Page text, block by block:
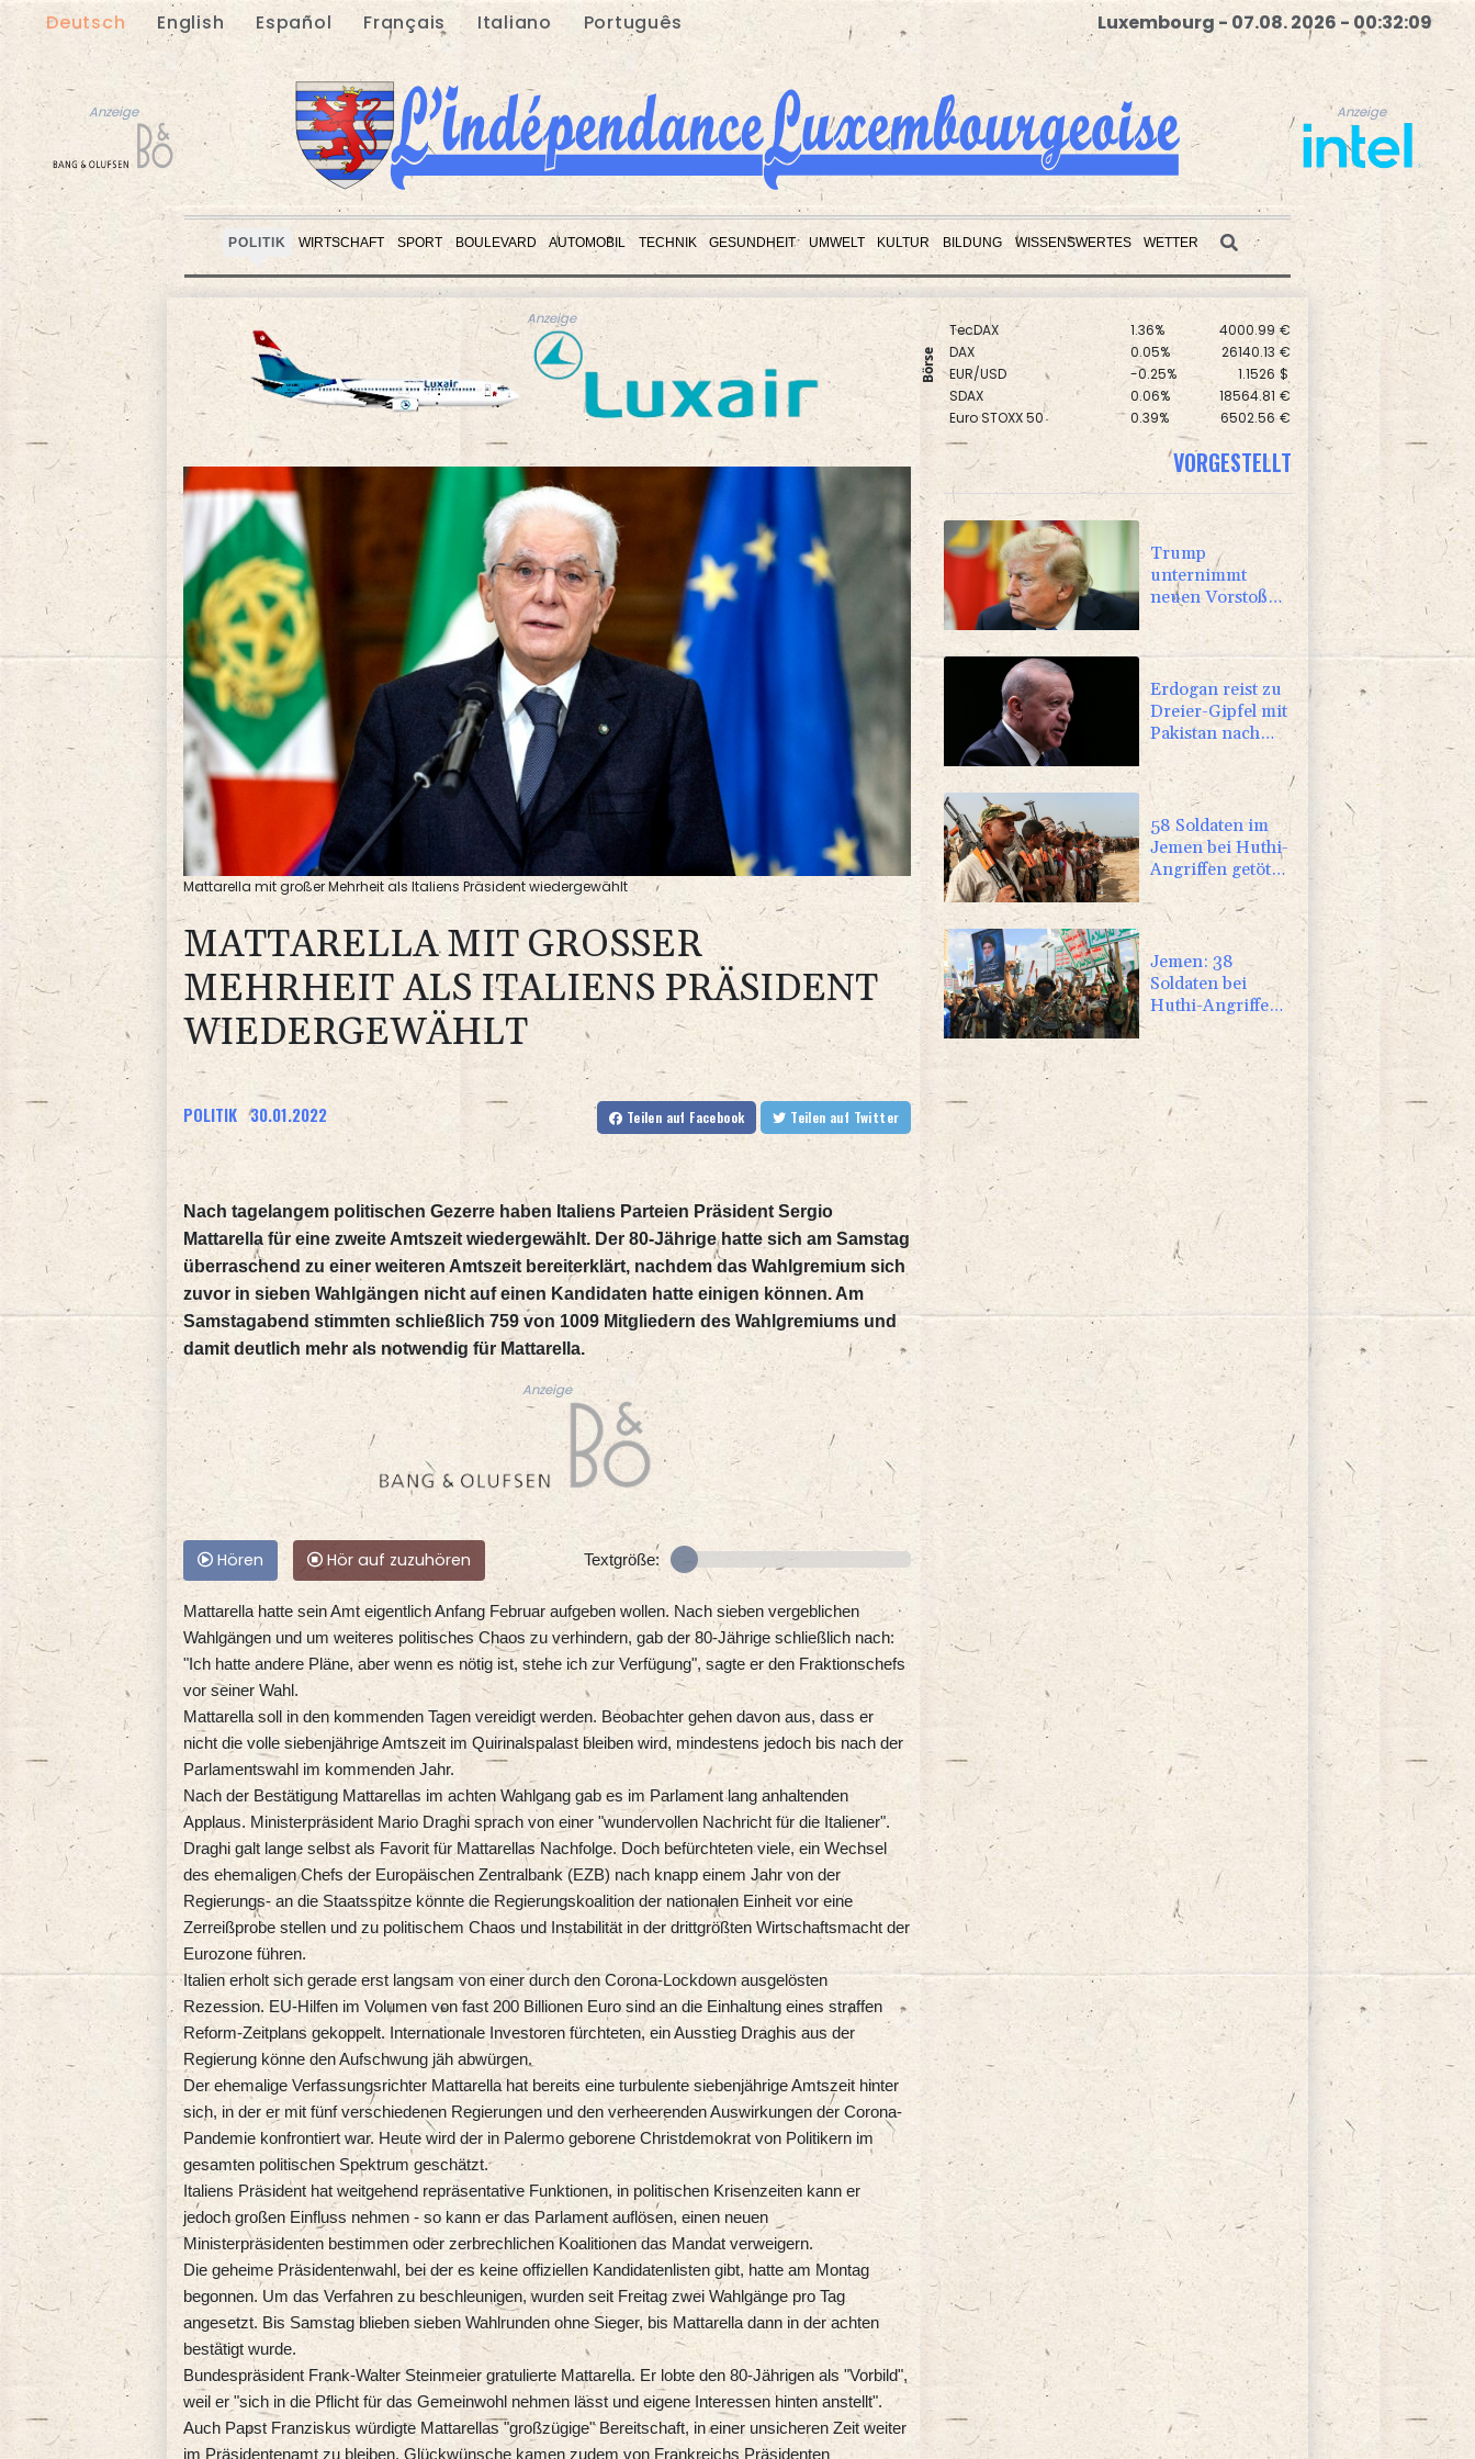
Deutsch English Español Français Italiano Português Luxembourg - 07.08. 2026 - 00:32:10
Anzeige Anzeige
POLITIK WIRTSCHAFT SPORT BOULEVARD AUTOMOBIL TECHNIK GESUNDHEIT UMWELT KULTUR BILDUNG WISSENSWERTES WETTER
Anzeige
Anzeige
Börse
TecDAX 1.36% 4000.99 €
DAX
0.05% 26140.13 €
EUR/USD
-0.25% 1.1526 $
SDAX
0.06% 18564.81 €
Euro STOXX 50
0.39% 6502.56 €
Goldpreis
-0.06% 4297.1 $
MDAX
0.01%
Mattarella mit großer Mehrheit als Italiens Präsident wiedergewählt
MATTARELLA MIT GROSSER M
EHRHEIT ALS ITALIENS PRÄSIDENT W
IEDERGEWÄHLT
POLITIK 30.01.2022 Teilen auf Facebook Teilen auf Twitter
Nach tagelangem politischen Gezerre haben Italiens Parteien Präsident Sergio
Mattarella für eine zweite Amtszeit wiedergewählt. Der 80-Jährige hatte sich am Samstag
überraschend zu einer weiteren Amtszeit bereiterklärt, nachdem das Wahlgremium sich
zuvor in sieben Wahlgängen nicht auf einen Kandidaten hatte einigen können. Am
Samstagabend stimmten schließlich 759 von 1009 Mitgliedern des Wahlgremiums und
damit deutlich mehr als notwendig für Mattarella.
Anzeige
Hören Hör auf zuzuhören Textgröße:
Mattarella hatte sein Amt eigentlich Anfang Februar aufgeben wollen. Nach sieben vergeblichen
Wahlgängen und um weiteres politisches Chaos zu verhindern, gab der 80-Jährige schließlich nach:
"Ich hatte andere Pläne, aber wenn es nötig ist, stehe ich zur Verfügung", sagte er den Fraktionschefs
vor seiner Wahl.
Mattarella soll in den kommenden Tagen vereidigt werden. Beobachter gehen davon aus, dass er
nicht die volle siebenjährige Amtszeit im Quirinalspalast bleiben wird, mindestens jedoch bis nach der
Parlamentswahl im kommenden Jahr.
Nach der Bestätigung Mattarellas im achten Wahlgang gab es im Parlament lang anhaltenden
Applaus. Ministerpräsident Mario Draghi sprach von einer "wundervollen Nachricht für die Italiener".
Draghi galt lange selbst als Favorit für Mattarellas Nachfolge. Doch befürchteten viele, ein Wechsel
des ehemaligen Chefs der Europäischen Zentralbank (EZB) nach knapp einem Jahr von der
Regierungs- an die Staatsspitze könnte die Regierungskoalition der nationalen Einheit vor eine
Zerreißprobe stellen und zu politischem Chaos und Instabilität in der drittgrößten Wirtschaftsmacht der
Eurozone führen.
Italien erholt sich gerade erst langsam von einer durch den Corona-Lockdown ausgelösten
Rezession. EU-Hilfen im Volumen von fast 200 Billionen Euro sind an die Einhaltung eines straffen
Reform-Zeitplans gekoppelt. Internationale Investoren fürchteten, ein Ausstieg Draghis aus der
Regierung könne den Aufschwung jäh abwürgen.
Der ehemalige Verfassungsrichter Mattarella hat bereits eine turbulente siebenjährige Amtszeit hinter
sich, in der er mit fünf verschiedenen Regierungen und den verheerenden Auswirkungen der Corona-
Pandemie konfrontiert war. Heute wird der in Palermo geborene Christdemokrat von Politikern im
gesamten politischen Spektrum geschätzt.
Italiens Präsident hat weitgehend repräsentative Funktionen, in politischen Krisenzeiten kann er
jedoch großen Einfluss nehmen - so kann er das Parlament auflösen, einen neuen
Ministerpräsidenten bestimmen oder zerbrechlichen Koalitionen das Mandat verweigern.
Die geheime Präsidentenwahl, bei der es keine offiziellen Kandidatenlisten gibt, hatte am Montag
begonnen. Um das Verfahren zu beschleunigen, wurden seit Freitag zwei Wahlgänge pro Tag
angesetzt. Bis Samstag blieben sieben Wahlrunden ohne Sieger, bis Mattarella dann in der achten
bestätigt wurde.
Bundespräsident Frank-Walter Steinmeier gratulierte Mattarella. Er lobte den 80-Jährigen als "Vorbild",
weil er "sich in die Pflicht für das Gemeinwohl nehmen lässt und eigene Interessen hinten anstellt".
Auch Papst Franziskus würdigte Mattarellas "großzügige" Bereitschaft, in einer unsicheren Zeit weiter
im Präsidentenamt zu bleiben. Glückwünsche kamen zudem von Frankreichs Präsidenten
VORGESTELLT
Trump
unternimmt
neuen Vorstoß
im Streit um US-
Staatsbürgerschaft
Erdogan reist zu
Dreier-Gipfel mit
Pakistan nach
Saudi-Arabien
58 Soldaten im
Jemen bei Huthi-
Angriffen getötet
- Regierung
kündigt
Vergeltung an
Jemen: 38
Soldaten bei
Huthi-Angriffen
Regierung
kündigt
Vergeltung an